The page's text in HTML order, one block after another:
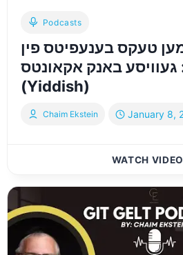
Podcasts
טעקס בענעפיטס פין
געוויסע באנק אקאונטס : Episode 121
(Yiddish)
Chaim Ekstein January 8,
WATCH VIDEO